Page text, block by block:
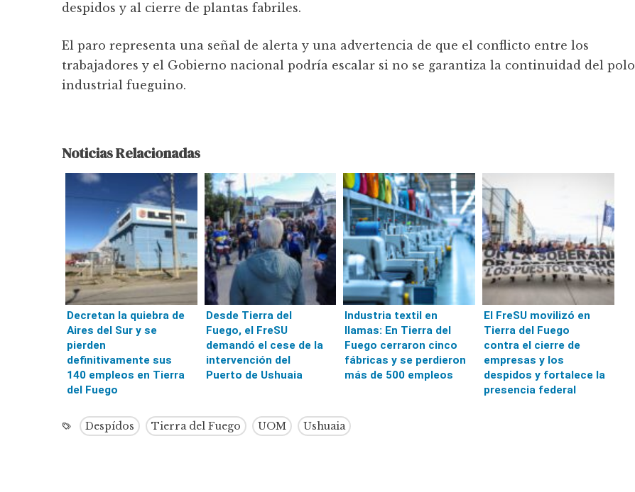
despidos y al cierre de plantas fabriles.
El paro representa una señal de alerta y una advertencia de que el conflicto entre los
trabajadores y el Gobierno nacional podría escalar si no se garantiza la continuidad del polo
industrial fueguino.
Noticias Relacionadas
Decretan la quiebra de
Aires del Sur y se
pierden
definitivamente sus
140 empleos en Tierra
del Fuego
Desde Tierra del
Fuego, el FreSU
demandó el cese de la
intervención del
Puerto de Ushuaia
Industria textil en
llamas: En Tierra del
Fuego cerraron cinco
fábricas y se perdieron
más de 500 empleos
El FreSU movilizó en
Tierra del Fuego
contra el cierre de
empresas y los
despidos y fortalece la
presencia federal
Despídos Tierra del Fuego UOM Ushuaia